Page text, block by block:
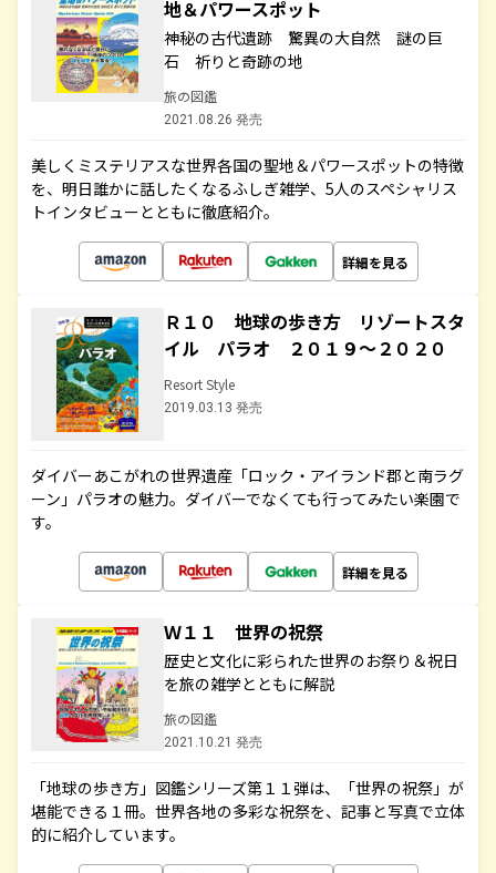
地＆パワースポット
神秘の古代遺跡 驚異の大自然 謎の巨
石 祈りと奇跡の地
旅の図鑑
2021.08.26 発売
美しくミステリアスな世界各国の聖地＆パワースポットの特徴
を、明日誰かに話したくなるふしぎ雑学、5人のスペシャリス
トインタビューとともに徹底紹介。
詳細を見る
Ｒ１０ 地球の歩き方 リゾートスタ
イル パラオ ２０１９～２０２０
Resort Style
2019.03.13 発売
ダイバーあこがれの世界遺産「ロック・アイランド郡と南ラグ
ーン」パラオの魅力。ダイバーでなくても行ってみたい楽園で
す。
詳細を見る
Ｗ１１ 世界の祝祭
歴史と文化に彩られた世界のお祭り＆祝日
を旅の雑学とともに解説
旅の図鑑
2021.10.21 発売
「地球の歩き方」図鑑シリーズ第１１弾は、「世界の祝祭」が
堪能できる１冊。世界各地の多彩な祝祭を、記事と写真で立体
的に紹介しています。